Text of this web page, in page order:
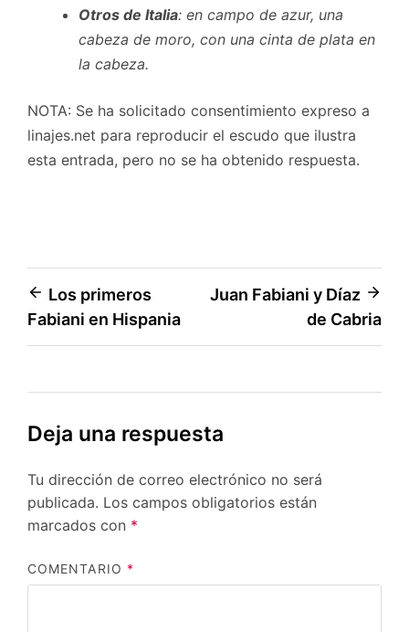
Otros de Italia: en campo de azur, una
cabeza de moro, con una cinta de plata en
la cabeza.
NOTA: Se ha solicitado consentimiento expreso a
linajes.net para reproducir el escudo que ilustra
esta entrada, pero no se ha obtenido respuesta.
Navegación
de
Los primeros
Fabiani en Hispania
Juan Fabiani y Díaz
de Cabria
Deja una respuesta
Tu dirección de correo electrónico no será
publicada. Los campos obligatorios están
marcados con *
COMENTARIO *